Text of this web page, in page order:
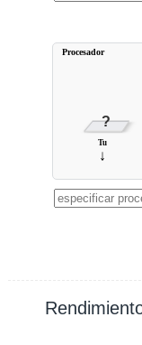
?
Tu
↓
Procesador